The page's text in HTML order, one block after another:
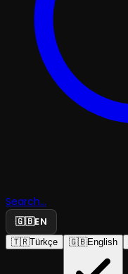
Search...
🇬🇧EN
🇹🇷Türkçe 🇬🇧English